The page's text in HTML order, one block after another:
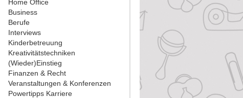
Home Office
Business
Berufe
Interviews
Kinderbetreuung
Kreativitätstechniken
(Wieder)Einstieg
Finanzen & Recht
Veranstaltungen & Konferenzen
Powertipps Karriere